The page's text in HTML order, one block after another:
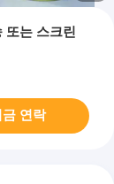
또는 스크린
금 연락